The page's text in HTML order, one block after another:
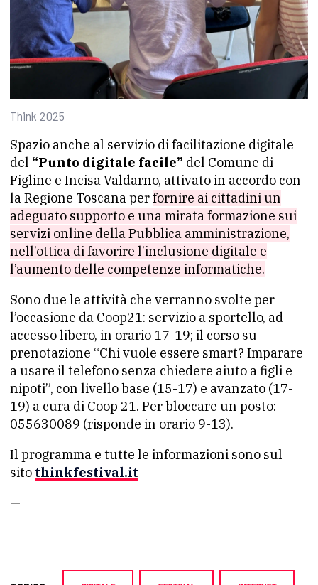
Think 2025
Spazio anche al servizio di facilitazione digitale
del “Punto digitale facile” del Comune di
Figline e Incisa Valdarno, attivato in accordo con
la Regione Toscana perfornire ai cittadini un
adeguato supporto e una mirata formazione sui
servizi online della Pubblica amministrazione,
nell’ottica di favorire l’inclusione digitale e
l’aumento delle competenze informatiche.
Sono due le attività che verranno svolte per
l’occasione da Coop21: servizio a sportello, ad
accesso libero, in orario 17-19; il corso su
prenotazione “Chi vuole essere smart? Imparare
a usare il telefono senza chiedere aiuto a figli e
nipoti”, con livello base (15-17) e avanzato (17-
19) a cura di Coop 21. Per bloccare un posto:
055630089 (risponde in orario 9-13).
Il programma e tutte le informazioni sono sul
sito thinkfestival.it
—